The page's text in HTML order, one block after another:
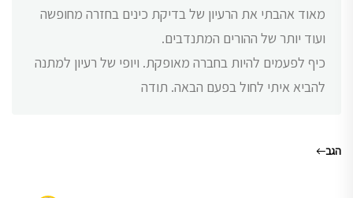
מאוד אהבתי את הרעיון של בדיקת כינים בחזרה מחופשה
ועוד יותר של ההורים המתנדבים.
כיף לפעמים להיות בחברה מאופקת. ויופי של רעיון למתנה
להביא איתי לחול בפעם הבאה. תודה
הגב